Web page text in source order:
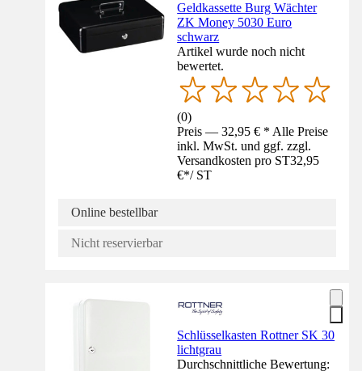
Geldkassette Burg Wächter
ZK Money 5030 Euro
schwarz
Artikel wurde noch nicht
bewertet.
(0)
Preis — 32,95 € * Alle Preise
inkl. MwSt. und ggf. zzgl.
Versandkosten pro ST32,95
€*/ ST
Online bestellbar
Nicht reservierbar
Schlüsselkasten Rottner SK 30
lichtgrau
Durchschnittliche Bewertung: